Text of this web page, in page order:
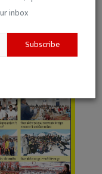
inbox
Subscribe